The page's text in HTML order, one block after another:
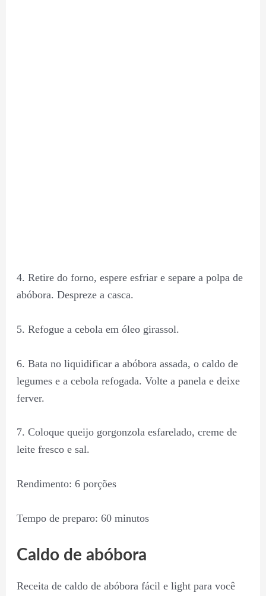
4. Retire do forno, espere esfriar e separe a polpa de
abóbora. Despreze a casca.
5. Refogue a cebola em óleo girassol.
6. Bata no liquidificar a abóbora assada, o caldo de
legumes e a cebola refogada. Volte a panela e deixe
ferver.
7. Coloque queijo gorgonzola esfarelado, creme de
leite fresco e sal.
Rendimento: 6 porções
Tempo de preparo: 60 minutos
Caldo de abóbora
Receita de caldo de abóbora fácil e light para você